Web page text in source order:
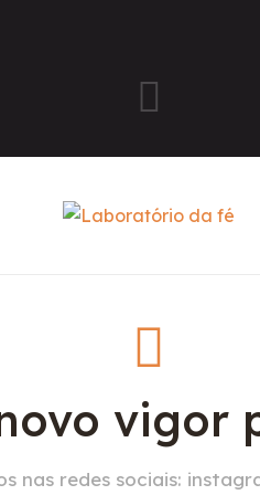
vigor
nas redes sociais: